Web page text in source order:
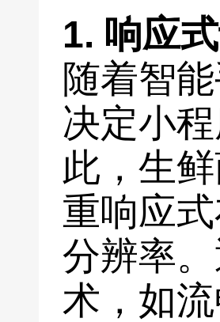
1. 响应
随着智
决定小
此，生
重响应
分辨率
术，如